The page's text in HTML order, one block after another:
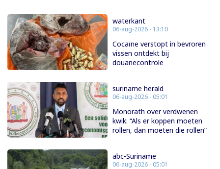
waterkant
06-aug-2026 - 13:10
Cocaïne verstopt in bevroren
vissen ontdekt bij
douanecontrole
suriname herald
06-aug-2026 - 05:01
Monorath over verdwenen
kwik: “Als er koppen moeten
rollen, dan moeten die rollen”
abc-Suriname
06-aug-2026 - 05:01